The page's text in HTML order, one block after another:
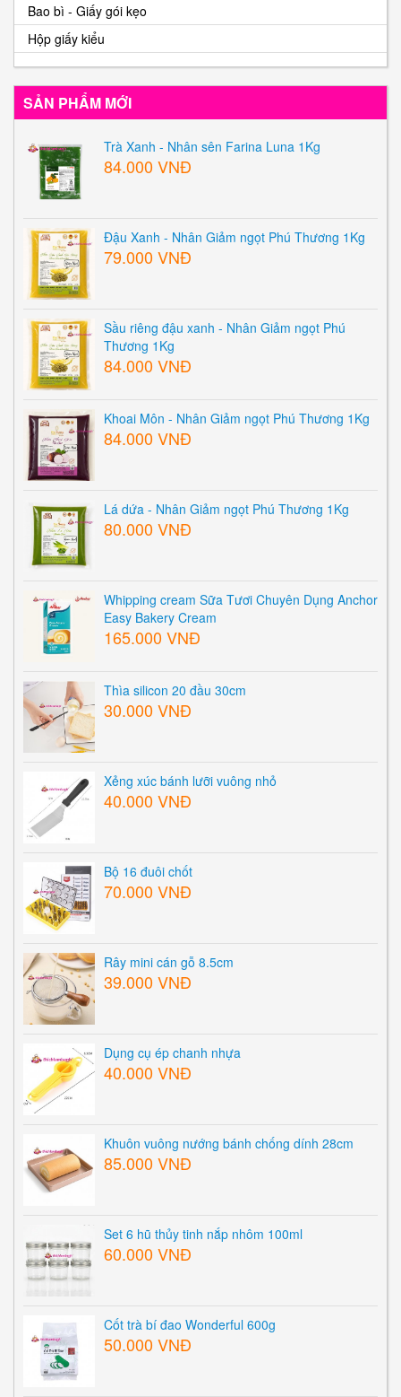
Bao bì - Giấy gói kẹo
Hộp giấy kiểu
SẢN PHẨM MỚI
Trà Xanh - Nhân sên Farina Luna 1Kg
84.000 VNĐ
Đậu Xanh - Nhân Giảm ngọt Phú Thương 1Kg
79.000 VNĐ
Sầu riêng đậu xanh - Nhân Giảm ngọt Phú
Thương 1Kg
84.000 VNĐ
Khoai Môn - Nhân Giảm ngọt Phú Thương 1Kg
84.000 VNĐ
Lá dứa - Nhân Giảm ngọt Phú Thương 1Kg
80.000 VNĐ
Whipping cream Sữa Tươi Chuyên Dụng Anchor
Easy Bakery Cream
165.000 VNĐ
Thìa silicon 20 đầu 30cm
30.000 VNĐ
Xẻng xúc bánh lưỡi vuông nhỏ
40.000 VNĐ
Bộ 16 đuôi chốt
70.000 VNĐ
Rây mini cán gỗ 8.5cm
39.000 VNĐ
Dụng cụ ép chanh nhựa
40.000 VNĐ
Khuôn vuông nướng bánh chống dính 28cm
85.000 VNĐ
Set 6 hũ thủy tinh nắp nhôm 100ml
60.000 VNĐ
Cốt trà bí đao Wonderful 600g
50.000 VNĐ